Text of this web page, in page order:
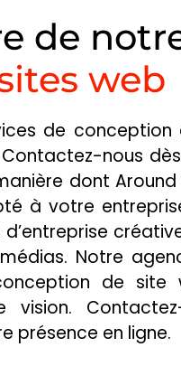
DES
de
web
de
nous
dont
à votre
Notre
de site
présence en ligne.